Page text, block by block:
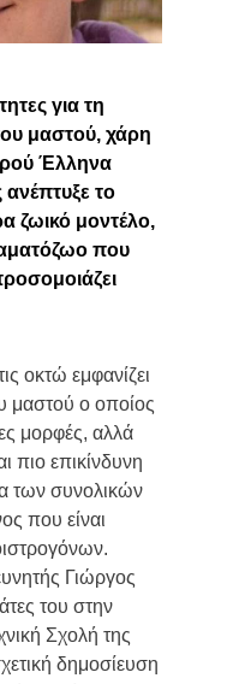
για τη
μαστού, χάρη
Έλληνα
το
ζωικό μοντέλο,
που
οκτώ εμφανίζει
μαστού ο οποίος
μορφές, αλλά
πιο επικίνδυνη
των συνολικών
που είναι
Γιώργος
του στην
Σχολή της
δημοσίευση